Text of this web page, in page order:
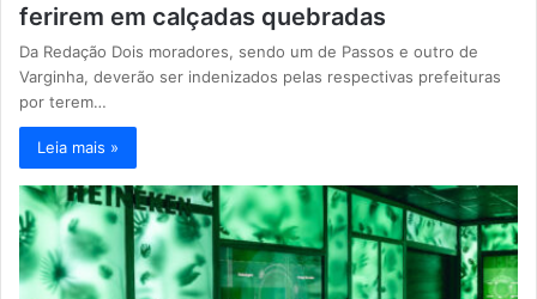
ferirem em calçadas quebradas
Da Redação Dois moradores, sendo um de Passos e outro de
Varginha, deverão ser indenizados pelas respectivas prefeituras
por terem…
Leia mais »